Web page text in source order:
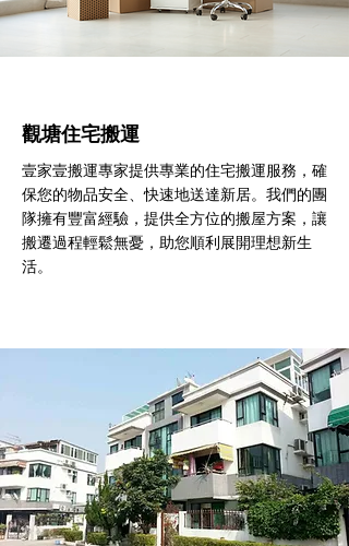
觀塘住宅搬運
壹家壹搬運專家提供專業的住宅搬運服務，確
保您的物品安全、快速地送達新居。我們的團
隊擁有豐富經驗，提供全方位的搬屋方案，讓
搬遷過程輕鬆無憂，助您順利展開理想新生
活。